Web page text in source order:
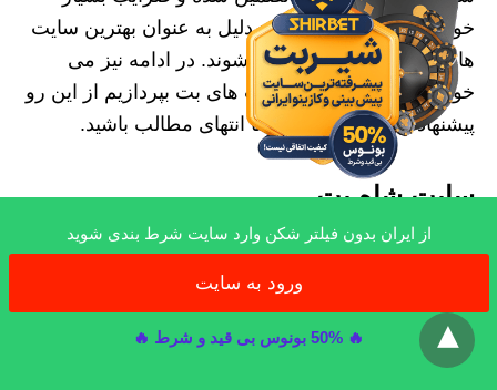
خوبی برخوردارند، به همین دلیل به عنوان بهترین سایت‌
های تیم برایتون شناخته می‌ شوند. در ادامه نیز می‌
خواهیم به بررسی این سایت‌ های بت بپردازیم از این رو
پیشنهاد می کنیم همراه ما تا انتهای مطالب باشید.
سایت شاه بت
سایت شاه بت به عنوان یکی از سایت های معتبر پیش
بینی برایتون شناخته می‌ شود و از محیط کاربری ساده‌
راحتی در این سایت به شرط بندی بپردازند. شاه بت
امکانات زیادی برای مدیریت ریسک در شرط بندی
از ایران بدون فیلتر شکن وارد سایت شرط بندی شوید
ورود به سایت
🔥 50% بونوس بی قید و شرط 🔥